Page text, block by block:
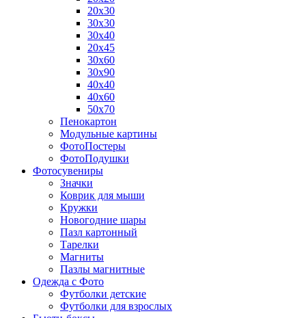
20х30
30х30
30х40
20х45
30х60
30х90
40х40
40х60
50х70
Пенокартон
Модульные картины
ФотоПостеры
ФотоПодушки
Фотоcувениры
Значки
Коврик для мыши
Кружки
Новогодние шары
Пазл картонный
Тарелки
Магниты
Пазлы магнитные
Одежда с Фото
Футболки детские
Футболки для взрослых